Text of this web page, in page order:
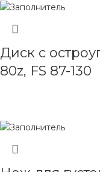
Диск с
80z, FS 87-130